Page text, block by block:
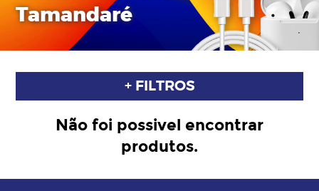
Tamandaré
+ FILTROS
Não foi possivel encontrar
produtos.